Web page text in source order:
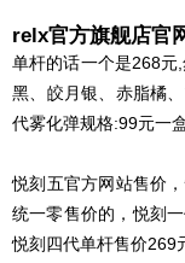
relx官方旗舰店官
单杆的话一个是268元
黑、皎月银、赤脂橘
代雾化弹规格:99元一
悦刻五官方网站售价
统一零售价的，悦刻
悦刻四代单杆售价269